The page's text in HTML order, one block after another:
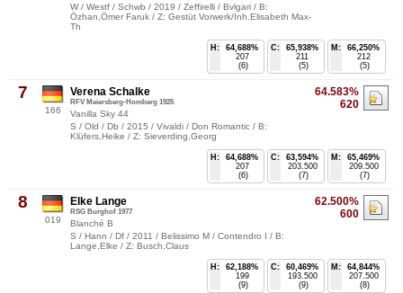
W / Westf / Schwb / 2019 / Zeffirelli / Bvlgari / B:
Özhan,Ömer Faruk / Z: Gestüt Vorwerk/Inh.Elisabeth Max-
Th
M:
66,250%
212
(5)
C:
65,938%
211
(5)
H:
64,688%
207
(6)
7
166
64.583%
620
Verena Schalke
RFV Meiersberg-Homberg 1925
Vanilla Sky 44
S / Old / Db / 2015 / Vivaldi / Don Romantic / B:
Klüfers,Heike / Z: Sieverding,Georg
M:
65,469%
209.500
(7)
C:
63,594%
203.500
(7)
H:
64,688%
207
(6)
8
019
62.500%
600
Elke Lange
RSG Burghof 1977
Blanché B
S / Hann / Df / 2011 / Belissimo M / Contendro I / B:
Lange,Elke / Z: Busch,Claus
M:
64,844%
207.500
(8)
C:
60,469%
193.500
(9)
H:
62,188%
199
(9)